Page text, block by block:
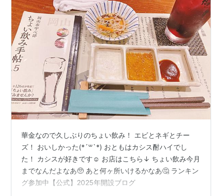
華金なので久しぶりのちょい飲み！ エビとネギとチー
ズ！ おいしかった(*´꒳`*) おともはカシス酎ハイでし
た！ カシスが好きです☺️ お店はこちら↓ ちょい飲み今月
までなんだよなあ🥺 あと何ヶ所いけるかなあ🤔 ランキン
グ参加中【公式】2025年開設ブログ